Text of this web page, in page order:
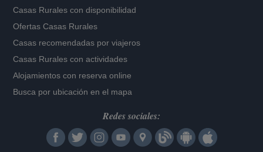
Casas Rurales con disponibilidad
Ofertas Casas Rurales
Casas recomendadas por viajeros
Casas Rurales con actividades
Alojamientos con reserva online
Busca por ubicación en el mapa
Redes sociales: